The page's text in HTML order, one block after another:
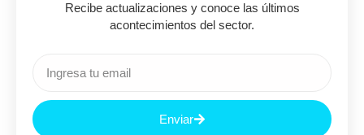
Recibe actualizaciones y conoce las últimos
acontecimientos del sector.
Enviar